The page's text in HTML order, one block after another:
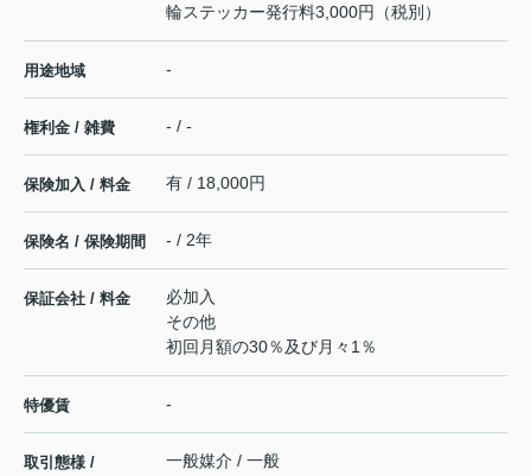
輪ステッカー発行料3,000円（税別）
用途地域 -
権利金 / 雑費 - / -
保険加入 / 料金 有 / 18,000円
保険名 / 保険期間 - / 2年
保証会社 / 料金
必加入
その他
初回月額の30％及び月々1％
特優賃 -
取引態様 /
一般媒介 / 一般